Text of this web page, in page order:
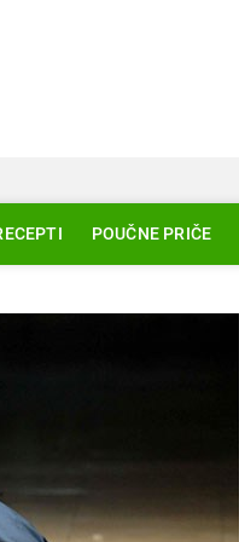
POUČNE PRIČE